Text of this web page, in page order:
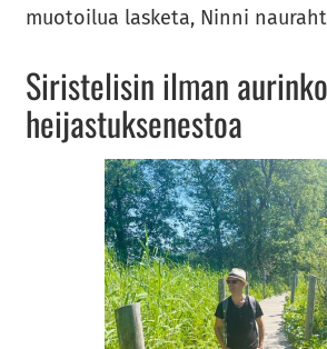
muo­toi­lua las­ke­ta, Ninni
Si­ris­te­li­sin ilman
hei­jas­tuk­se­nes­toa